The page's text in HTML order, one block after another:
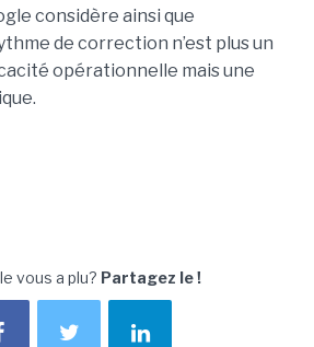
considère ainsi que
de correction n’est plus un
opérationnelle mais une
vous a plu? Partagez le !